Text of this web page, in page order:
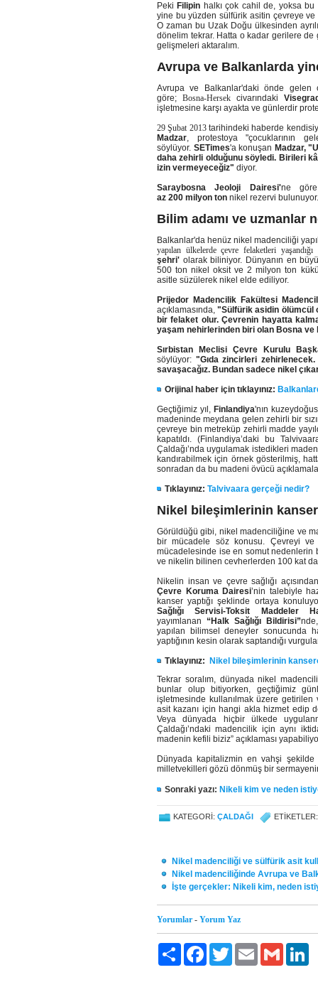
Peki Filipin halkı çok cahil de, yoksa
yine bu yüzden sülfürik asitin çevreye
O zaman bu Uzak Doğu ülkesinden
dönelim tekrar. Hatta o kadar gerilere de
gelişmeleri aktaralım.
Avrupa ve Balkanlarda
Avrupa ve Balkanlar'daki önde
göre; Bosna-Hersek civarındaki
işletmesine karşı ayakta ve günlerdir
29 Şubat 2013tarihindeki haberde
Madzar, protestoya
"çocuklarının
söylüyor. SETimes'a konuşan Madzar,
daha zehirli olduğunu söyledi. Birileri
izin vermeyeceğiz" diyor.
Saraybosna Jeoloji Dairesi'ne
az 200 milyon ton nikel rezervi
Bilim adamı ve uzmanlar
Balkanlar'da henüz nikel madenciliği
yapılan ülkelerde çevre felaketleri yaşandığı
şehri' olarak biliniyor. Dünyanın en
500 ton nikel oksit ve 2 milyon ton
asitle süzülerek nikel elde ediliyor.
Prijedor Madencilik Fakültesi
açıklamasında,"Sülfürik asidin ölümcül
bir felaket olur. Çevrenin hayatta
yaşam nehirlerinden biri olan Bosna
Sırbistan Meclisi Çevre Kurulu
söylüyor: "Gıda zincirleri
savaşacağız. Bundan sadece nikel
Orijinal haber için tıklayınız:
Geçtiğimiz yıl, Finlandiya'nın
madeninde meydana gelen zehirli bir
çevreye bin metreküp zehirli madde
kapatıldı. (Finlandiya’daki bu
Çaldağı’nda uygulamak istedikleri
kandırabilmek için örnek gösterilmiş,
sonradan da bu madeni övücü
Tıklayınız: Talvivaara gerçeği nedir?
Nikel bileşimlerinin
Görüldüğü gibi, nikel madenciliğine ve
bir mücadele söz konusu. Çevreyi
mücadelesinde ise en somut nedenlerin
ve nikelin bilinen cevherlerden 100 kat
Nikelin insan ve çevre sağlığı
Çevre Koruma Dairesi’nin talebiyle
kanser yaptığı şeklinde ortaya
Sağlığı Servisi-Toksit Maddeler
yayımlanan “Halk Sağlığı Bildirisi”
yapılan bilimsel deneyler sonucunda
yaptığının kesin olarak saptandığı
Tıklayınız:
Nikel bileşimlerinin
Tekrar soralım, dünyada nikel
bunlar olup bitiyorken, geçtiğimiz
işletmesinde kullanılmak üzere getirilen
asit kazanı için hangi akla hizmet edip
Veya dünyada hiçbir ülkede
Çaldağı’ndaki madencilik için aynı
madenin kefili biziz” açıklaması
Dünyada kapitalizmin en vahşi
milletvekilleri gözü dönmüş bir
Sonraki yazı: Nikeli kim ve neden
KATEGORI: ÇALDAĞI ETIKETLER:
Nikel madenciliği ve sülfürik asit
Nikel madenciliğinde Avrupa ve
İşte gerçekler: Nikeli kim, neden
Yorumlar - Yorum Yaz
Paylaş FacebookTwitter Email Gmail